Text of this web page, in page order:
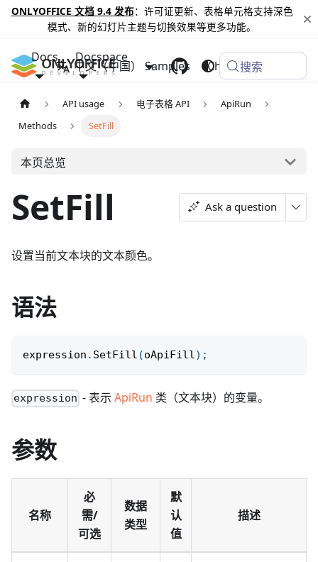
ONLYOFFICE 文档 9.4 发布：许可证更新、表格单元格支持深色
模式、新的幻灯片主题与切换效果等更多功能。
Docs Docspace
Samples Changelog
中文（中国） 搜索
API usage 电子表格 API
ApiRun
Methods
SetFill
本页总览
SetFill Ask a question
设置当前文本块的文本颜色。
语法
expression . SetFill (oApiFill) ;
expression - 表示ApiRun 类（文本块）的变量。
参数
名称
必
需/
可选
数据
类型
默
认
值
描述